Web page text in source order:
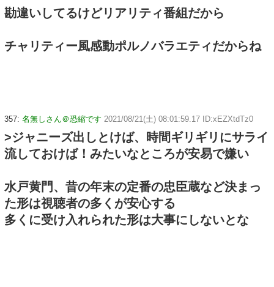
勘違いしてるけどリアリティ番組だから
チャリティー風感動ポルノバラエティだからね
357: 名無しさん＠恐縮です 2021/08/21(土) 08:01:59.17 ID:xEZXtdTz0
>ジャニーズ出しとけば、時間ギリギリにサライ
流しておけば！みたいなところが安易で嫌い
水戸黄門、昔の年末の定番の忠臣蔵など決まっ
た形は視聴者の多くが安心する
多くに受け入れられた形は大事にしないとな